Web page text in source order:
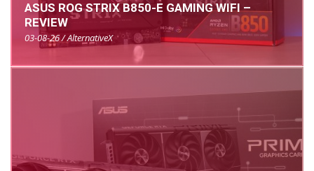
ASUS ROG STRIX B850-E GAMING WIFI –
REVIEW
03-08-26 / AlternativeX